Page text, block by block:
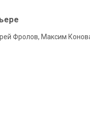
Фролов, Максим